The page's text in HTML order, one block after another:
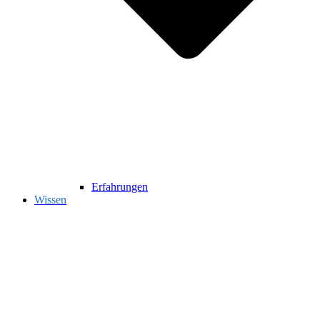
Erfahrungen
Wissen